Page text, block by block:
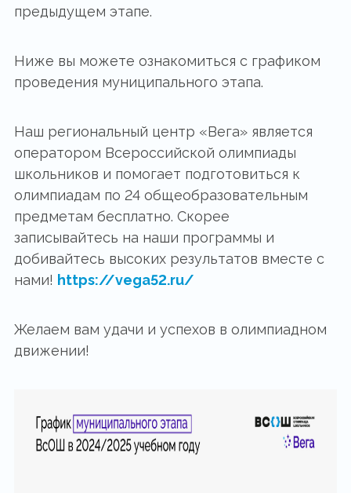
предыдущем этапе.
Ниже вы можете ознакомиться с графиком
проведения муниципального этапа.
Наш региональный центр «Вега» является
оператором Всероссийской олимпиады
школьников и помогает подготовиться к
олимпиадам по 24 общеобразовательным
предметам бесплатно. Скорее
записывайтесь на наши программы и
добивайтесь высоких результатов вместе с
нами! https://vega52.ru/
Желаем вам удачи и успехов в олимпиадном
движении!